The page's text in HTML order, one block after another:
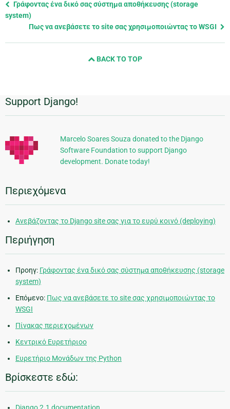
Previous
page
Γράφοντας ένα δικό σας σύστημα αποθήκευσης (storage
system)
Πως να ανεβάσετε το site σας χρησιμοποιώντας το WSGI
BACK TO TOP
Πρόσθετες
πληροφορίες
Support Django!
Marcelo Soares Souza donated to the Django
Software Foundation to support Django
development. Donate today!
Περιεχόμενα
Ανεβάζοντας το Django site σας για το ευρύ κοινό (deploying)
Περιήγηση
Προηγ: Γράφοντας ένα δικό σας σύστημα αποθήκευσης (storage
system)
Επόμενο: Πως να ανεβάσετε το site σας χρησιμοποιώντας το
WSGI
Πίνακας περιεχομένων
Κεντρικό Ευρετήριοο
Ευρετήριο Μονάδων της Python
Βρίσκεστε εδώ:
Django 2.1 documentation